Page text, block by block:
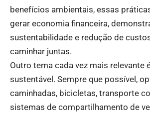
benefícios ambientais, essas
gerar economia financeira,
sustentabilidade e redução de
caminhar juntas.
Outro tema cada vez mais relevante
sustentável. Sempre que possível,
caminhadas, bicicletas, transporte
sistemas de compartilhamento de